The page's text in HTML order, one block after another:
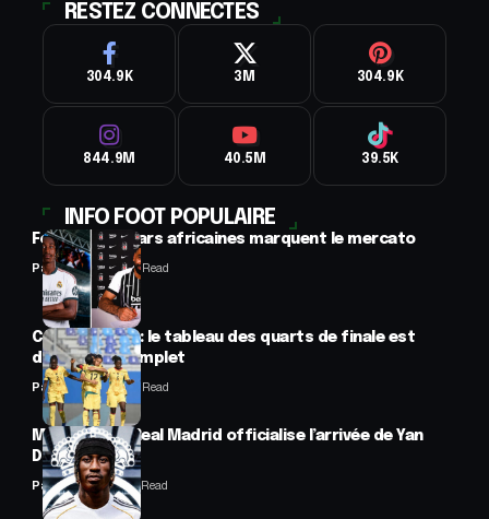
RESTEZ CONNECTES
304.9K 3M 304.9K
844.9M 40.5M 39.5K
INFO FOOT POPULAIRE
Football : 2 stars africaines marquent le mercato
Panafrofoot2 Min Read
CAN féminine : le tableau des quarts de finale est
désormais complet
Panafrofoot2 Min Read
Mercato : Le Real Madrid officialise l’arrivée de Yan
Diomandé
Panafrofoot1 Min Read